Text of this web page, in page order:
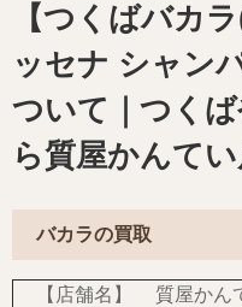
【つくばバカ
ッセナ シャン
ついて｜つく
ら質屋かんて
バカラの買取
【店舗名】
質屋かん